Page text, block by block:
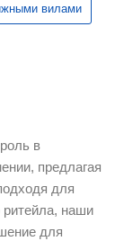
вилами
в
предлагая
для
ритейла, наши
для